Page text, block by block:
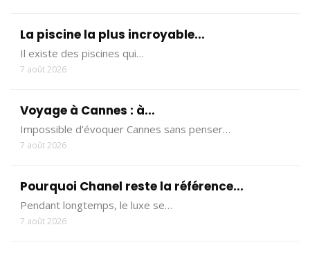
La piscine la plus incroyable...
Il existe des piscines qui…
7 août 2026
Voyage à Cannes : à...
Impossible d’évoquer Cannes sans penser…
7 août 2026
Pourquoi Chanel reste la référence...
Pendant longtemps, le luxe se…
7 août 2026